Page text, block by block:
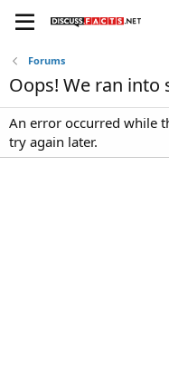
Forums
Oops! We ran into
An error occurred while
try again later.